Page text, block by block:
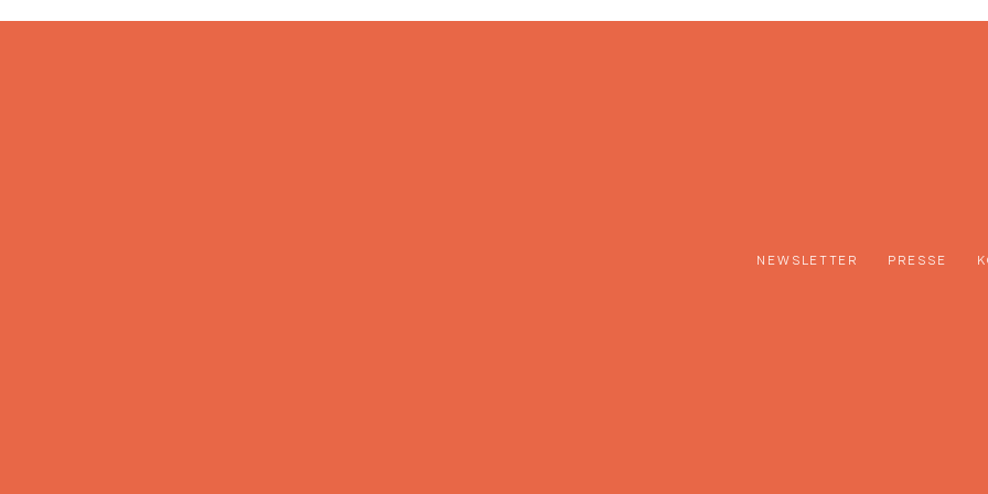
NEWSLETTER PRESSE